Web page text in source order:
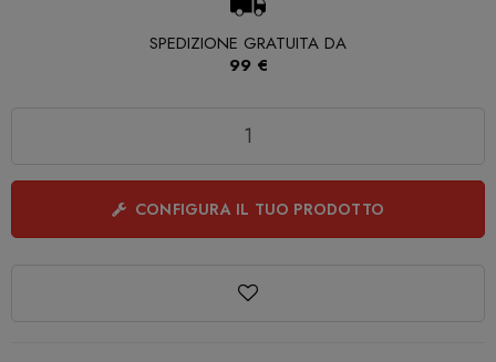
SPEDIZIONE GRATUITA DA
99 €
CONFIGURA IL TUO PRODOTTO